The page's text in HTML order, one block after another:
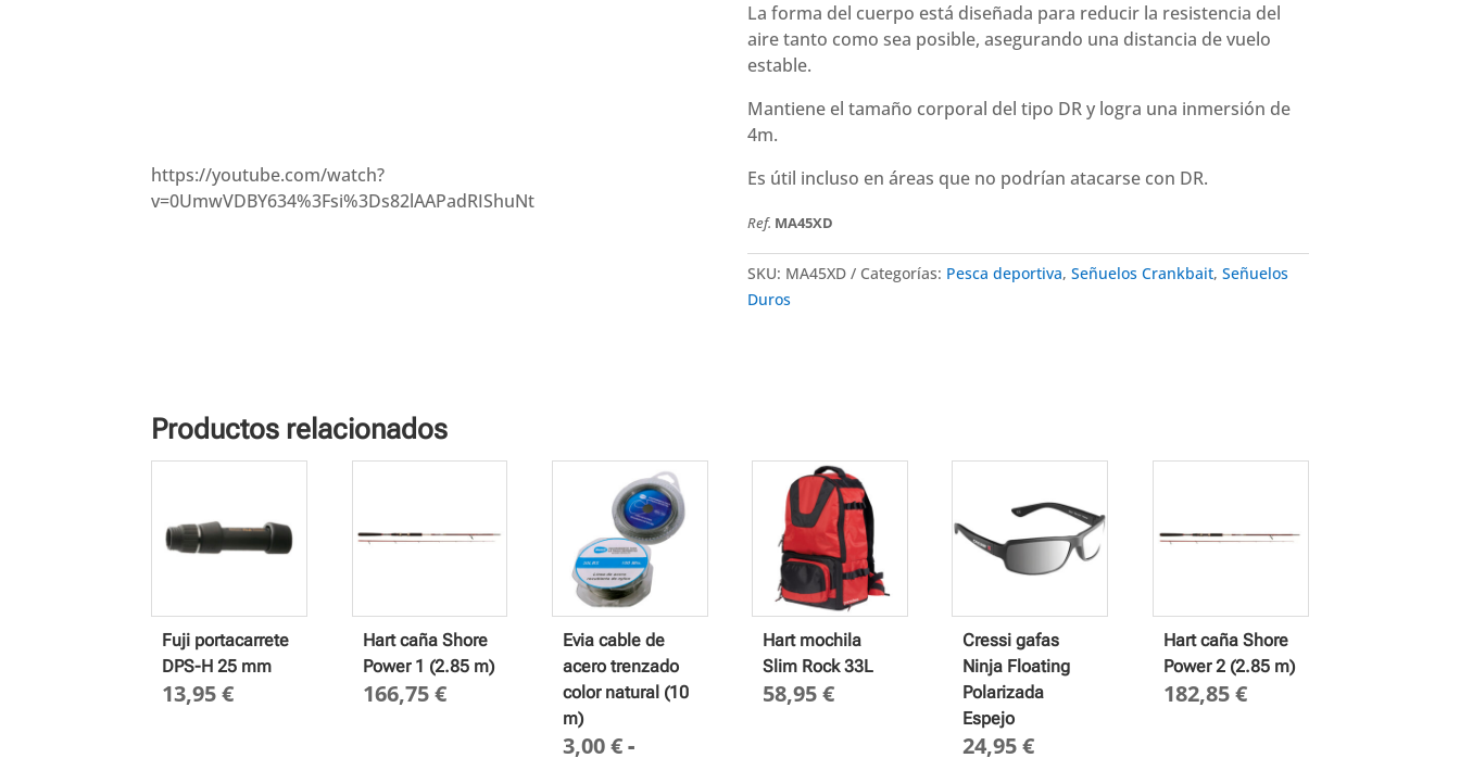
https://youtube.com/watch?
v=0UmwVDBY634%3Fsi%3Ds82lAAPadRIShuNt
La forma del cuerpo está diseñada para reducir la resistencia del
aire tanto como sea posible, asegurando una distancia de vuelo
estable.
Mantiene el tamaño corporal del tipo DR y logra una inmersión de
4m.
Es útil incluso en áreas que no podrían atacarse con DR.
Ref. MA45XD
SKU: MA45XD Categorías: Pesca deportiva, Señuelos Crankbait, Señuelos
Duros
Productos relacionados
Fuji portacarrete
DPS-H 25 mm
13,95€
Hart caña Shore
Power 1 (2.85 m)
166,75€
Evia cable de
acero trenzado
color natural (10
m)
3,00€-
Hart mochila
Slim Rock 33L
58,95€
Cressi gafas
Ninja Floating
Polarizada
Espejo
24,95€
Hart caña Shore
Power 2 (2.85 m)
182,85€